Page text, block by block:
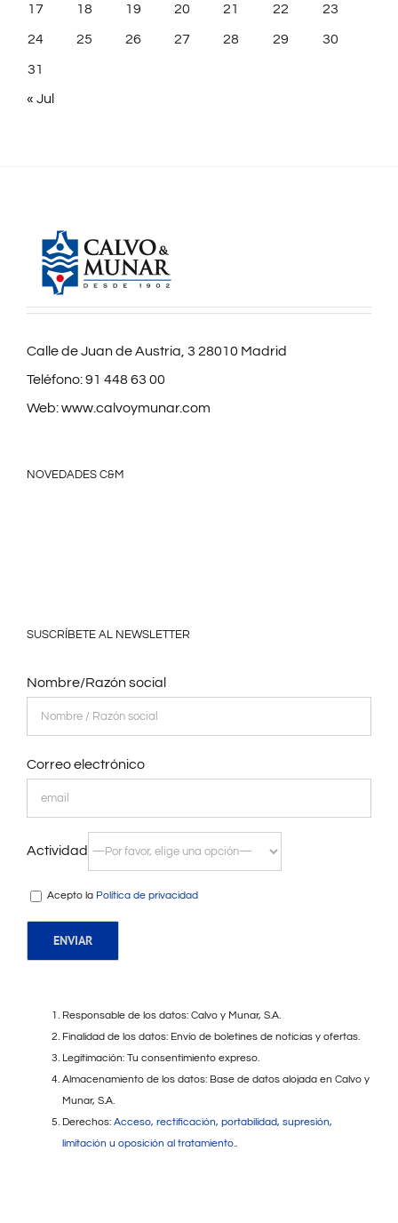
17 18 19 20 21 22 23
24 25 26 27 28 29 30
31
« Jul
Calle de Juan de Austria, 3 28010 Madrid
Teléfono:91 448 63 00
Web:www.calvoymunar.com
NOVEDADES C&M
SUSCRÍBETE AL NEWSLETTER
Nombre/Razón social
Correo electrónico
Actividad
Acepto la Política de privacidad
Responsable de los datos: Calvo y Munar, S.A.
Finalidad de los datos: Envío de boletines de noticias y ofertas.
Legitimación: Tu consentimiento expreso.
Almacenamiento de los datos: Base de datos alojada en Calvo y
Munar, S.A.
Derechos: Acceso, rectificación, portabilidad, supresión,
limitación u oposición al tratamiento..